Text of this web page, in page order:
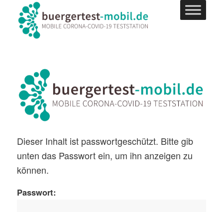
Dieser Inhalt ist passwortgeschützt. Bitte gib
unten das Passwort ein, um ihn anzeigen zu
können.
Passwort: